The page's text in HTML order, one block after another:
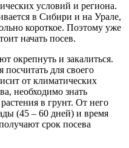
условий и региона.
в Сибири и на Урале,
короткое. Поэтому уже
начать посев.
окрепнуть и закалиться.
для своего
от климатических
необходимо знать
в грунт. От него
(45 – 60 дней) и время
срок посева